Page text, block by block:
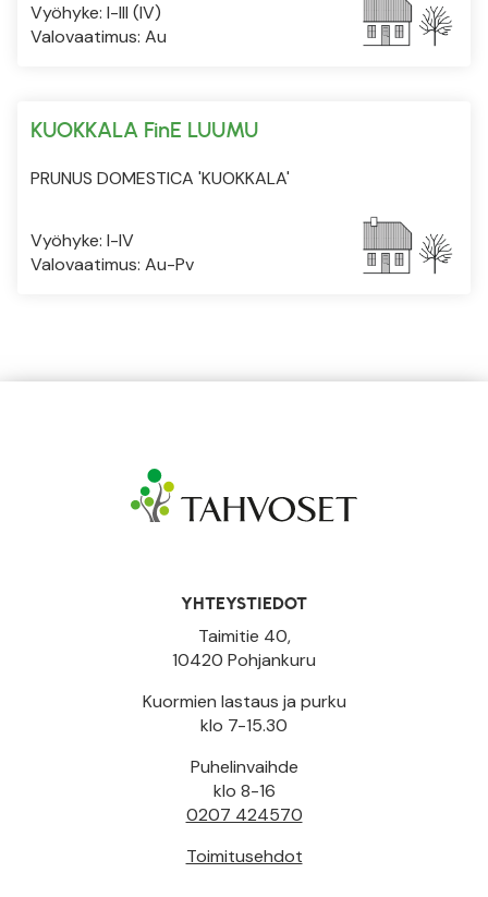
Vyöhyke: I-III (IV)
Valovaatimus: Au
KUOKKALA FinE LUUMU
PRUNUS DOMESTICA 'KUOKKALA'
Vyöhyke: I-IV
Valovaatimus: Au-Pv
YHTEYSTIEDOT
Taimitie 40,
10420 Pohjankuru
Kuormien lastaus ja purku
klo 7-15.30
Puhelinvaihde
klo 8-16
0207 424570
Toimitusehdot